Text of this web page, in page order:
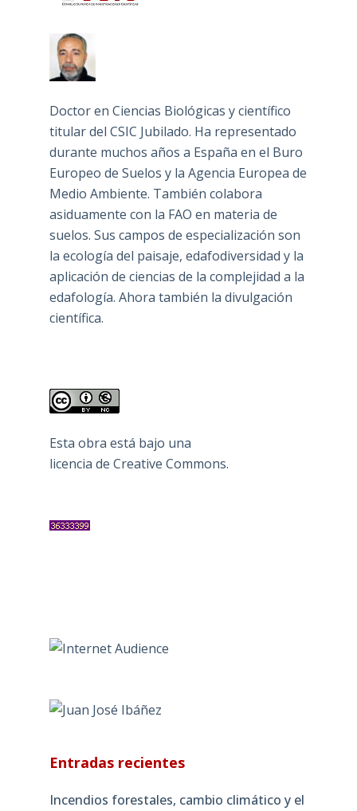
Doctor en Ciencias Biológicas y científico
titular del CSIC Jubilado. Ha representado
durante muchos años a España en el Buro
Europeo de Suelos y la Agencia Europea de
Medio Ambiente. También colabora
asiduamente con la FAO en materia de
suelos. Sus campos de especialización son
la ecología del paisaje, edafodiversidad y la
aplicación de ciencias de la complejidad a la
edafología. Ahora también la divulgación
científica.
Esta obra está bajo una
licencia de Creative Commons.
Entradas recientes
Incendios forestales, cambio climático y el